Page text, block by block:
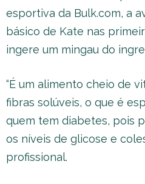
esportiva da Bulk.com, a
básico de Kate nas
ingere um mingau do
“É um alimento cheio de
fibras solúveis, o que é
quem tem diabetes, pois
os níveis de glicose e
profissional.